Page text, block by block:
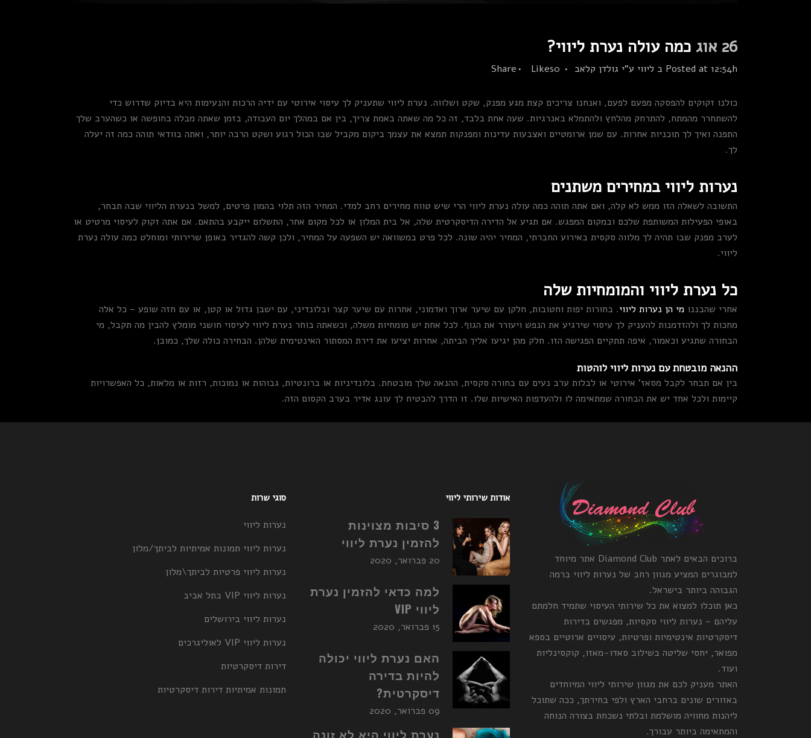
26 אוג כמה עולה נערת ליווי?
Posted at 12:54h ב ליווי ע"י גולדן קלאב 0
Likes
Share
כולנו זקוקים להפסקה מפעם לפעם, ואנחנו צריכים קצת מגע מפנק, שקט ושלווה. נערת ליווי שתעניק לך עיסוי אירוטי עם ידיה הרכות והנעימות היא בדיוק שדרוש כדי
להשתחרר מהמתח, להתרחק מהלחץ ולהתמלא באנרגיות. שעה אחת בלבד, זה כל מה שאתה באמת צריך, בין אם במהלך יום העבודה, בזמן שאתה מבלה בחופשה או כשהערב שלך
התפנה ואיך לך תוכניות אחרות. עם שמן ארומטיים ואצבעות עדינות ומפנקות תמצא את עצמך ביקום מקביל שבו הכול רגוע ושקט הרבה יותר, ואתה בוודאי תוהה כמה זה יעלה
לך.
נערות ליווי במחירים משתנים
התשובה לשאלה הזו ממש לא קלה, ואם אתה תוהה כמה עולה נערת ליווי הרי שיש טווח מחירים רחב למדי. המחיר הזה תלוי בהמון פרטים, למשל בנערת הליווי שבה תבחר,
באופי הפעילות המשותפת שלכם ובמקום המפגש. אם תגיע אל הדירה הדיסקרטית שלה, אל בית המלון או לכל מקום אחר, התשלום ייקבע בהתאם. אם אתה זקוק לעיסוי מרטיט או
לערב מפנק שבו תהיה לך מלווה סקסית באירוע החברתי, המחיר יהיה שונה. לכל פרט במשוואה יש השפעה על המחיר, ולכן קשה להגדיר באופן שרירותי ומוחלט כמה עולה נערת
ליווי.
כל נערת ליווי והמומחיות שלה
אחרי שהבננו מי הן נערות ליווי. בחורות יפות וחטובות, חלקן עם שיער ארוך ואדמוני, אחרות עם שיער קצר ובלונדיני, עם ישבן גדול או קטן, או עם חזה שופע – כל אלה
מחכות לך ולהזדמנות להעניק לך עיסוי שירגיע את הנפש ויעורר את הגוף. לכל אחת יש מומחיות משלה, וכשאתה בוחר נערת ליווי לעיסוי חושני מומלץ להבין מה תקבל, מי
הבחורה שתגיע וכאמור, איפה תתקיים הפגישה הזו. חלק מהן יגיעו אליך הביתה, אחרות יציעו את דירת המסתור האינטימית שלהן. הבחירה כולה שלך, כמובן.
ההנאה מובטחת עם נערות ליווי לוהטות
בין אם תבחר לקבל מסאז' אירוטי או לבלות ערב נעים עם בחורה סקסית, ההנאה שלך מובטחת. בלונדיניות או ברונטיות, גבוהות או נמוכות, רזות או מלאות, כל האפשרויות
קיימות ולכל אחד יש את הבחורה שמתאימה לו ולהעדפות האישיות שלו. זו הדרך להבטיח לך עונג אדיר בערב הקסום הזה.
ברוכים הבאים לאתר Diamond Club אתר מיוחד
למבוגרים המציע מגוון רחב של נערות ליווי ברמה
הגבוהה ביותר בישראל.
כאן תוכלו למצוא את כל שירותי העיסוי שתמיד חלמתם
עליהם – נערות ליווי סקסיות, מפגשים בדירות
דיסקרטיות אינטימיות ופרטיות, עיסויים ארוטיים בספא
מפואר, יחסי שליטה בשילוב סאדו-מאזו, קוקסינליות
ועוד.
האתר מעניק לכם את מגוון שירותי ליווי המיוחדים
באזורים שונים ברחבי הארץ ולפי בחירתך, ככה שתוכל
ליהנות מחוויה מושלמת ובלתי נשכחת בצורה הנוחה
והמתאימה ביותר עבורך.
אודות שירותי ליווי
3 סיבות מצוינות
להזמין נערת ליווי
20 פברואר, 2020
למה כדאי להזמין נערת
ליווי VIP
15 פברואר, 2020
האם נערת ליווי יכולה
להיות בדירה
דיסקרטית?
09 פברואר, 2020
נערת ליווי היא לא זונה
סוגי שרות
נערות ליווי
נערות ליווי תמונות אמיתיות לביתך/מלון
נערות ליווי פרטיות לביתך\מלון
נערות ליווי VIP בתל אביב
נערות ליווי בירושלים
נערות ליווי VIP לאוליגרכים
דירות דיסקרטיות
תמונות אמיתיות דירות דיסקרטיות